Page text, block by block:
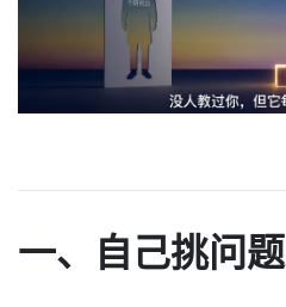
一、自己挑问题